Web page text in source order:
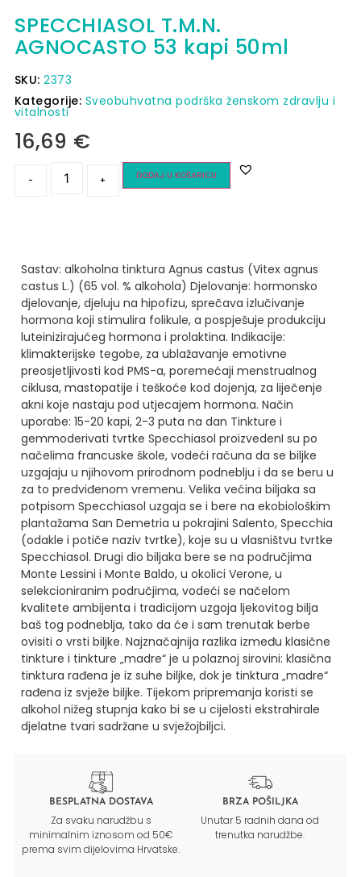
SPECCHIASOL T.M.N.
AGNOCASTO 53 kapi 50ml
SKU:2373
Kategorije: Sveobuhvatna podrška ženskom zdravlju i
vitalnosti
16,69 €
- + DODAJ U KOŠARICU
Sastav: alkoholna tinktura Agnus castus (Vitex agnus
castus L.) (65 vol. % alkohola) Djelovanje: hormonsko
djelovanje, djeluju na hipofizu, sprečava izlučivanje
hormona koji stimulira folikule, a pospješuje produkciju
luteinizirajućeg hormona i prolaktina. Indikacije:
klimakterijske tegobe, za ublažavanje emotivne
preosjetljivosti kod PMS-a, poremećaji menstrualnog
ciklusa, mastopatije i teškoće kod dojenja, za liječenje
akni koje nastaju pod utjecajem hormona. Način
uporabe: 15-20 kapi, 2-3 puta na dan Tinkture i
gemmoderivati tvrtke Specchiasol proizvedenI su po
načelima francuske škole, vodeći računa da se biljke
uzgajaju u njihovom prirodnom podneblju i da se beru u
za to predviđenom vremenu. Velika većina biljaka sa
potpisom Specchiasol uzgaja se i bere na ekobiološkim
plantažama San Demetria u pokrajini Salento, Specchia
(odakle i potiče naziv tvrtke), koje su u vlasništvu tvrtke
Specchiasol. Drugi dio biljaka bere se na područjima
Monte Lessini i Monte Baldo, u okolici Verone, u
selekcioniranim područjima, vodeći se načelom
kvalitete ambijenta i tradicijom uzgoja ljekovitog bilja
baš tog podneblja, tako da će i sam trenutak berbe
ovisiti o vrsti biljke. Najznačajnija razlika između klasične
tinkture i tinkture „madre“ je u polaznoj sirovini: klasična
tinktura rađena je iz suhe biljke, dok je tinktura „madre“
rađena iz svježe biljke. Tijekom pripremanja koristi se
alkohol nižeg stupnja kako bi se u cijelosti ekstrahirale
djelatne tvari sadržane u svježojbiljci.
BESPLATNA DOSTAVA
Za svaku narudžbu s
minimalnim iznosom od 50€
prema svim dijelovima Hrvatske.
BRZA POŠILJKA
Unutar 5 radnih dana od
trenutka narudžbe.